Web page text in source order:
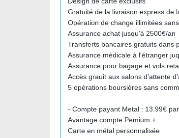
Gratuité de la livraison express de
Opération de change illimitées
Assurance achat jusqu'à 2500€/an
Transferts bancaires gratuits dans
Assurance médicale à l'étranger
Assurance pour bagage et vols
Accès grauit aux salons d'attente
5 opérations boursières sans
- Compte payant Metal : 13.99€
Avantage compte Pemium +
Carte en métal personnalisée